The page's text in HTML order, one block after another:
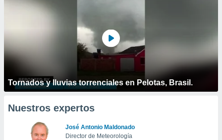
Tornados y lluvias torrenciales en Pelotas, Brasil.
Nuestros expertos
José Antonio Maldonado
Director de Meteorología